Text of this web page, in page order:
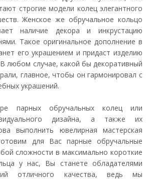
строгие модели колец элегантного
Женское же обручальное кольцо
наличие декора и инкрустацию
Такое оригинальное дополнение в
его украшением и придаст изделию
любом случае, какой бы декоративный
главное, чтобы он гармонировал с
украшений.
парных обручальных колец или
дизайна, а также их
выполнить ювелирная мастерская
для Вас парные обручальные
сложности в максимально короткие
у нас, Вы станете обладателями
отличного качества, ведь мы